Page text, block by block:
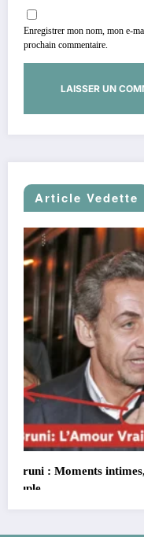
Enregistrer mon nom, mon e-
prochain commentaire.
Article Vedette
Actu-People Lifestyle
Charles Leclerc et
demande en